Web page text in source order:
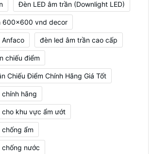
Đèn LED âm trần (Downlight LED)
600x600 vnd decor
Anfaco đèn led âm trần cao cấp
chiếu điểm
Chiếu Điểm Chính Hãng Giá Tốt
hãng
cho khu vực ẩm ướt
ẩm
nước